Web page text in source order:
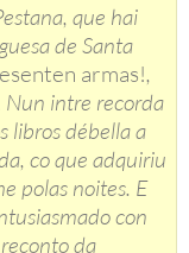
que hai
de Santa
armas!,
Nun intre recorda
libros débella a
co que adquiriu
polas noites. E
con
da